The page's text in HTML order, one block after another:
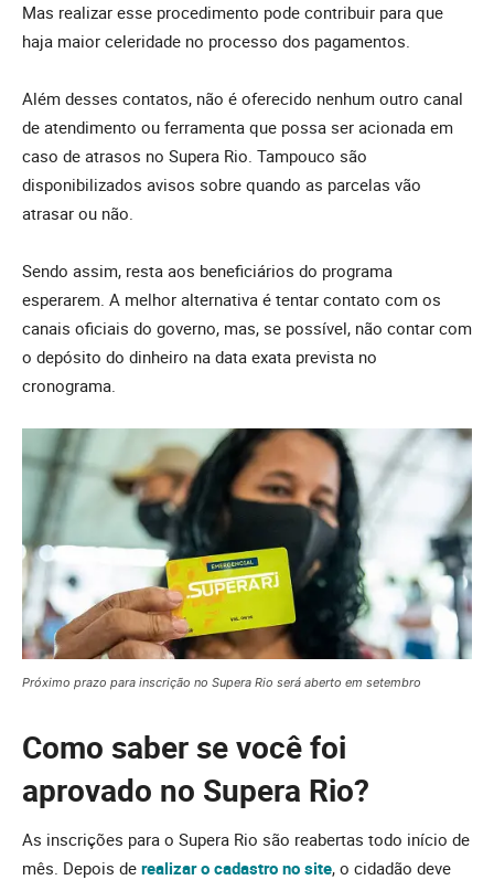
Mas realizar esse procedimento pode contribuir para que
haja maior celeridade no processo dos pagamentos.
Além desses contatos, não é oferecido nenhum outro canal
de atendimento ou ferramenta que possa ser acionada em
caso de atrasos no Supera Rio. Tampouco são
disponibilizados avisos sobre quando as parcelas vão
atrasar ou não.
Sendo assim, resta aos beneficiários do programa
esperarem. A melhor alternativa é tentar contato com os
canais oficiais do governo, mas, se possível, não contar com
o depósito do dinheiro na data exata prevista no
cronograma.
Próximo prazo para inscrição no Supera Rio será aberto em setembro
Como saber se você foi
aprovado no Supera Rio?
As inscrições para o Supera Rio são reabertas todo início de
mês. Depois de realizar o cadastro no site, o cidadão deve